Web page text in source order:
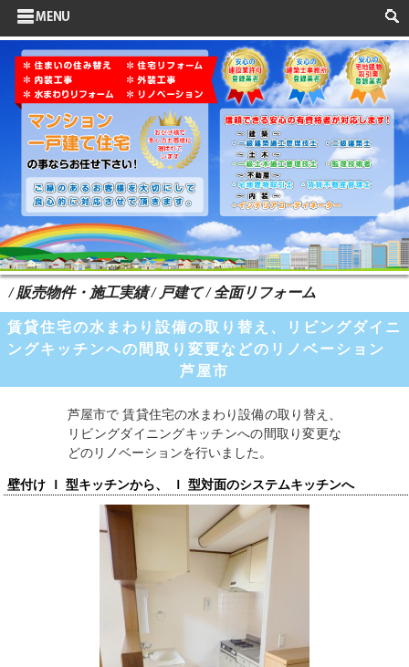
/ 販売物件・施工実績 / 戸建て / 全面リフォーム
賃貸住宅の水まわり設備の取り替え、リビングダイニ
ングキッチンへの間取り変更などのリノベーション
芦屋市
芦屋市で 賃貸住宅の水まわり設備の取り替え、
リビングダイニングキッチンへの間取り変更な
どのリノベーションを行いました。
壁付け Ｉ 型キッチンから、 Ｉ 型対面のシステムキッチンへ
サイドメニュー
お客様の声
水まわりリフォーム
ポイントリフォーム
よくある質問
HOME
検索